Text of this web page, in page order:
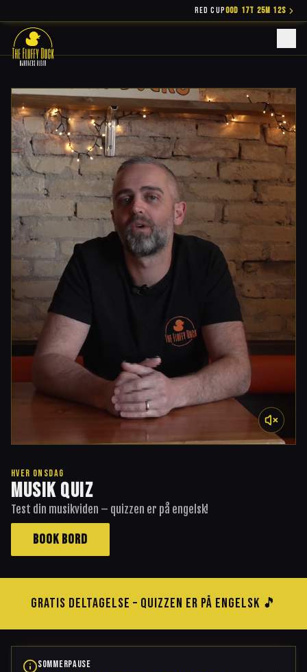
RED CUP00D 17T 25M 11S
HVER ONSDAG
MUSIK QUIZ
Test din musikviden – quizzen er på engelsk!
BOOK BORD
GRATIS DELTAGELSE – QUIZZEN ER PÅ ENGELSK 🎵
SOMMERPAUSE